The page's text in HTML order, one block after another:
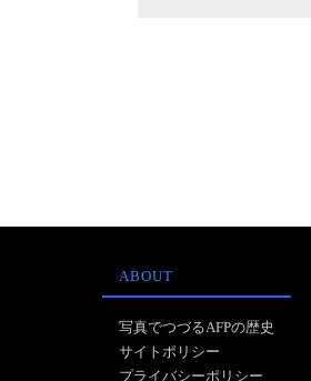
ABOUT
写真でつづるAFPの歴史
サイトポリシー
プライバシーポリシー